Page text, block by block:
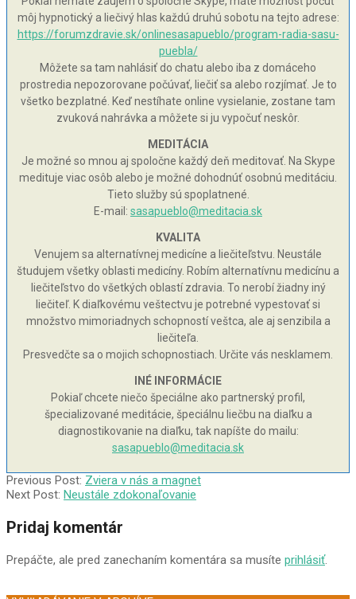
môj hypnotický a liečivý hlas každú druhú sobotu na tejto adrese:
https://forumzdravie.sk/onlinesasapueblo/program-radia-sasu-
puebla/
Môžete sa tam nahlásiť do chatu alebo iba z domáceho
prostredia nepozorovane počúvať, liečiť sa alebo rozjímať. Je to
všetko bezplatné. Keď nestíhate online vysielanie, zostane tam
zvuková nahrávka a môžete si ju vypočuť neskôr.
MEDITÁCIA
Je možné so mnou aj spoločne každý deň meditovať. Na Skype
medituje viac osôb alebo je možné dohodnúť osobnú meditáciu.
Tieto služby sú spoplatnené.
E-mail: sasapueblo@meditacia.sk
KVALITA
Venujem sa alternatívnej medicíne a liečiteľstvu. Neustále
študujem všetky oblasti medicíny. Robím alternatívnu medicínu a
liečiteľstvo do všetkých oblastí zdravia. To nerobí žiadny iný
liečiteľ. K diaľkovému veštectvu je potrebné vypestovať si
množstvo mimoriadnych schopností veštca, ale aj senzibila a
liečiteľa.
Presvedčte sa o mojich schopnostiach. Určite vás nesklamem.
INÉ INFORMÁCIE
Pokiaľ chcete niečo špeciálne ako partnerský profil,
špecializované meditácie, špeciálnu liečbu na diaľku a
diagnostikovanie na diaľku, tak napíšte do mailu:
sasapueblo@meditacia.sk
2004-
12-
Previous Post: Zviera v nás a magnet
Next Post: Neustále zdokonaľovanie
Pridaj komentár
Prepáčte, ale pred zanechaním komentára sa musíte prihlásiť.